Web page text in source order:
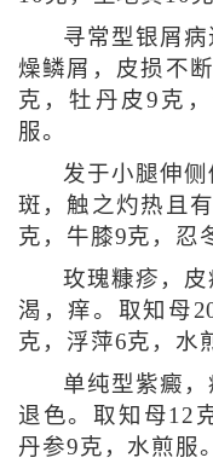
寻常型银屑
燥鳞屑，皮损不
克，牡丹皮9克
服。
发于小腿伸
斑，触之灼热且
克，牛膝9克，忍
玫瑰糠疹，
渴，痒。取知母
克，浮萍6克，水
单纯型紫癜
退色。取知母12
丹参9克，水煎服。